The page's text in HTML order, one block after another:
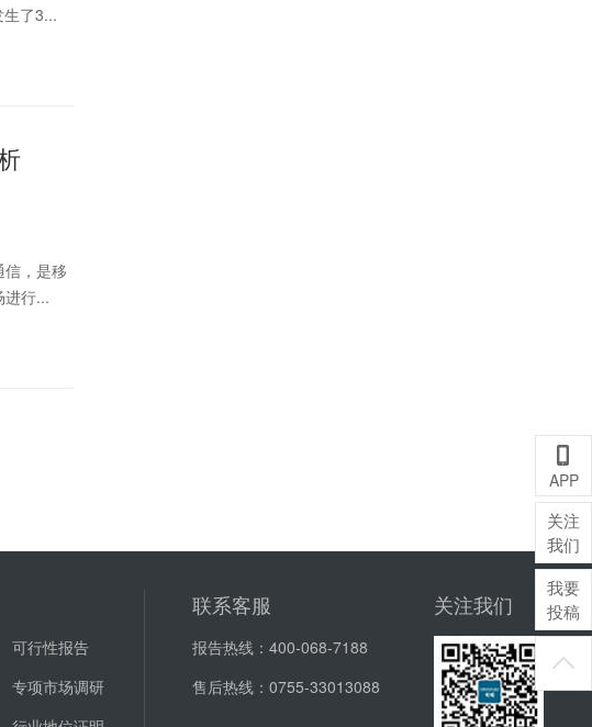
了3...
，是移
进行...
A
APP
关注
我们
我要
投稿
J
可行性报告
专项市场调研
联系客服
报告热线： 400-068-7188
售后热线： 0755-33013088
关注我们